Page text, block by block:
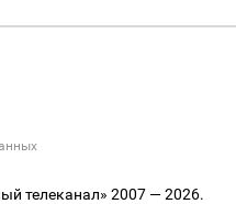
телеканал» 2007 — 2026.